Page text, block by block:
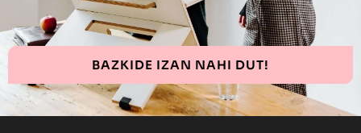
BAZKIDE IZAN NAHI DUT!